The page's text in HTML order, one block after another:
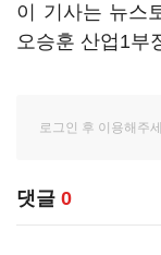
이 기사는 뉴스
오승훈 산업1부
댓글 0